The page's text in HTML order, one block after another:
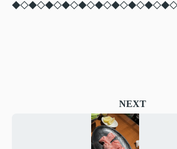
◆◇◆◇◆◇◆◇◆◇◆◇◆◇◆◇◆◇◆◇
NEXT